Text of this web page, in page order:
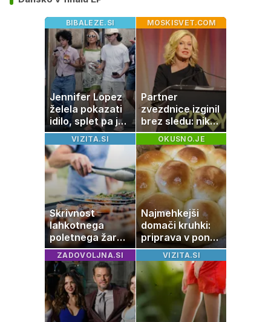
BIBALEZE.SI
Jennifer Lopez
želela pokazati
idilo, splet pa je
razburila ena
stvar
MOSKISVET.COM
Partner
zvezdnice izginil
brez sledu: nikoli
ga niso našli,
nato je prišla še
ena tragedija
VIZITA.SI
Skrivnost
lahkotnega
poletnega žara,
po katerem ne
boste
potrebovali
popoldanskega
spanca
OKUSNO.JE
Najmehkejši
domači kruhki:
priprava v ponvi
je trik za popoln
rezultat
ZADOVOLJNA.SI VIZITA.SI